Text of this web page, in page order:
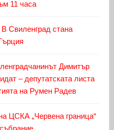
11 часа
В Свиленград стана
Димитър
– депутатската листа
на Румен Радев
ЦСКА „Червена граница“